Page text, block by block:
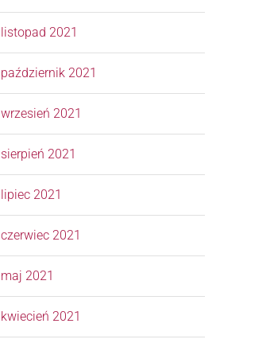
listopad 2021
październik 2021
wrzesień 2021
sierpień 2021
lipiec 2021
czerwiec 2021
maj 2021
kwiecień 2021